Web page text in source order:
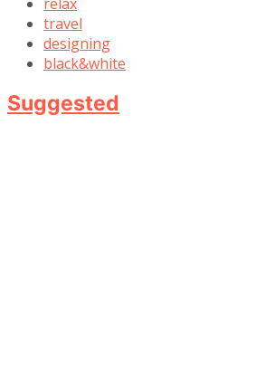
travel
designing
black&white
Suggested